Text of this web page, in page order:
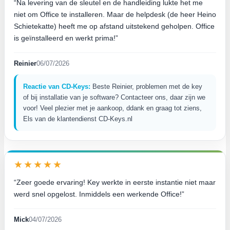
“Na levering van de sleutel en de handleiding lukte het me
niet om Office te installeren. Maar de helpdesk (de heer Heino
Schietekatte) heeft me op afstand uitstekend geholpen. Office
is geïnstalleerd en werkt prima!”
Reinier06/07/2026
Reactie van CD-Keys: Beste Reinier, problemen met de key
of bij installatie van je software? Contacteer ons, daar zijn we
voor! Veel plezier met je aankoop, ddank en graag tot ziens,
Els van de klantendienst CD-Keys.nl
★★★★★
“Zeer goede ervaring! Key werkte in eerste instantie niet maar
werd snel opgelost. Inmiddels een werkende Office!”
Mick04/07/2026